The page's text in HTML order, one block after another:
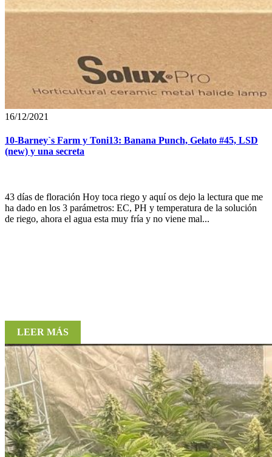
16/12/2021
10-Barney`s Farm y Toni13: Banana Punch, Gelato #45, LSD
(new) y una secreta
43 días de floración Hoy toca riego y aquí os dejo la lectura que me
ha dado en los 3 parámetros: EC, PH y temperatura de la solución
de riego, ahora el agua esta muy fría y no viene mal...
LEER MÁS